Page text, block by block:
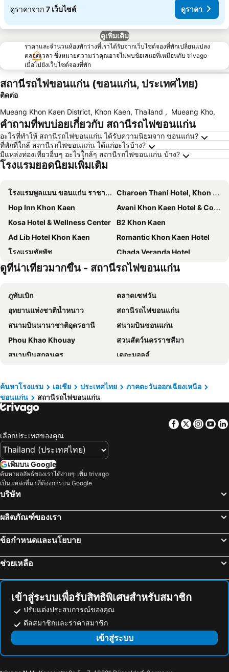
ดูราคาจาก 7 เว็บไซต์ ดูราคา
ดูเพิ่มเติม
ราคาและจำนวนห้องพักว่างที่เราได้รับจากเว็บไซต์จองที่พักเปลี่ยนแปลง
ตลอดเวลา ซึ่งหมายความว่าคุณอาจไม่พบข้อเสนอที่เหมือนกับ trivago
เมื่อไปยังเว็บไซต์จองที่พัก
สถานีรถไฟขอนแก่น (ขอนแก่น, ประเทศไทย)
ติดต่อ
Mueang Khon Kaen District, Khon Kaen, Thailand , Mueang Kho,
คำถามที่พบบ่อยเกี่ยวกับ สถานีรถไฟขอนแก่น
อะไรที่ทำให้ สถานีรถไฟขอนแก่น ได้รับความนิยมจาก ขอนแก่น?
ที่พักที่ใกล้ สถานีรถไฟขอนแก่น ได้แก่อะไรบ้าง?
มีแหล่งท่องเที่ยวอื่นๆ อะไรใกล้ๆ สถานีรถไฟขอนแก่น บ้าง?
โรงแรมยอดนิยมเพิ่มเติม
โรงแรมพูลแมน ขอนแก่น ราชา ออคิด
Charoen Thani Hotel, Khon Kaen
Hop Inn Khon Kaen
Avani Khon Kaen Hotel & Convention Centre
Kosa Hotel & Wellness Center
B2 Khon Kaen
Ad Lib Hotel Khon Kaen
Romantic Khon Kaen Hotel
โรงแรมชัยพัช
Chada Veranda Hotel
Mantra Varee Hotel
ดิ อิมเพรส ขอนแก่น
Sirin Hotel & Resident
Dma
B2 Khon Kaen Premier Hotel
Nadee 10 Resort & Hotel
Hotel The Glacier Khon Kaen
JJ Villa
The Lake Khon Kaen
The Charm Boutique Resort
Piman Garden Boutique Hotel
Lay Day
Khon Kaen
Panwalee Hotel
The Terminal Khon Kaen Hotel
OMG Hotel
Green Hotel and Resort
Weerawadee Place
Tonwa Resort Hotel
นุชจรีย์เพลส
Phanthipha Residence
Baanthanthip
อิงธารา
Wesahh Homeplace
เดอะ บอส แกรนด์ ทาวเวอร์
Leelawadee Apartment
Grand Leo Hotel
Jamjureeplace
Beyond 21 Hotel
Phu Inn Hotel
โรงแรมพร 2
Bed Loft Cafe
ดูที่น่าเที่ยวมากขึ้น - สถานีรถไฟขอนแก่น
ภูทับเบิก
ตลาดเซฟวัน
อุทยานแห่งชาติน้ำหนาว
สถานีรถไฟขอนแก่น
สนามบินนานาชาติอุดรธานี
สนามบินขอนแก่น
Phou Khao Khouay
สวนสัตว์นครราชสีมา
สนามบินสกลนคร
เดอะมอลล์
สนามบินเลย
Pha That Luang
Chao Anouvong Stadium
ถ้ำเอราวัณ
ค้นหาโรงแรม เอเชีย ประเทศไทย
ภาคตะวันออกเฉียงเหนือ
ขอนแก่น
สถานีรถไฟขอนแก่น
Facebook
Twitter
เลือกประเทศของคุณ
เพิ่มบน Google
ค้นหาผลลัพธ์ของเราได้ง่ายๆ: เพิ่ม trivago
เป็นแหล่งที่มาที่ต้องการบน Google
บริษัท
ผลิตภัณฑ์ของเรา
ข้อกำหนดและนโยบาย
ช่วยเหลือ
เข้าสู่ระบบเพื่อรับสิทธิพิเศษสำหรับสมาชิก
ปรับแต่งประสบการณ์ของคุณ
ดีลสมาชิกและราคาสมาชิก
เข้าสู่ระบบ